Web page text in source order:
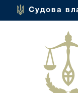
Судова